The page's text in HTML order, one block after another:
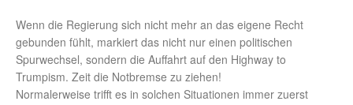
Wenn die Regierung sich nicht mehr an das eigene Recht
gebunden fühlt, markiert das nicht nur einen politischen
Spurwechsel, sondern die Auffahrt auf den Highway to
Trumpism. Zeit die Notbremse zu ziehen!
Normalerweise trifft es in solchen Situationen immer zuerst